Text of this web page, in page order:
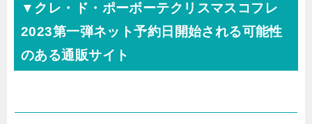
▼クレ・ド・ポーボーテクリスマスコフレ
2023第一弾ネット予約日開始される可能性
のある通販サイト